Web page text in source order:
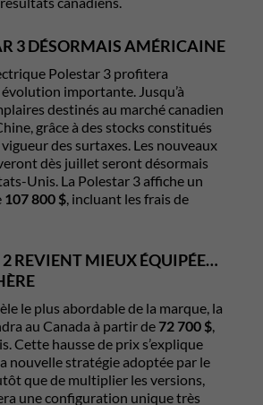
3 DÉSORMAIS AMÉRICAINE
Polestar 3 profitera
importante. Jusqu’à
destinés au marché canadien
grâce à des stocks constitués
des surtaxes. Les nouveaux
dès juillet seront désormais
Unis. La Polestar 3 affiche un
107 800 $, incluant les frais de
2 REVIENT MIEUX ÉQUIPÉE…
le plus abordable de la marque, la
au Canada à partir de72 700 $,
Cette hausse de prix s’explique
nouvelle stratégie adoptée par le
que de multiplier les versions,
une configuration unique très